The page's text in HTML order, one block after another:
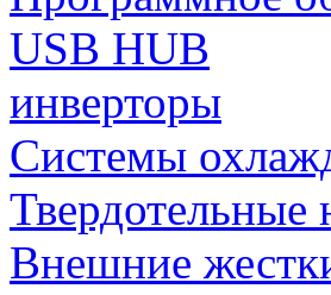
USB HUB
инверторы
Системы
Твердотельные
Внешние